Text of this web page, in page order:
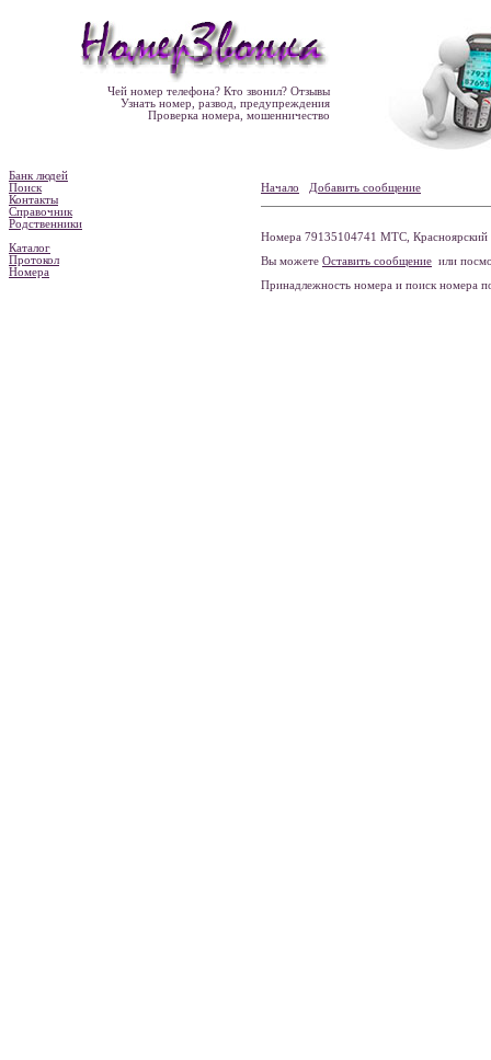
Чей номер телефона? Кто звонил? Отзывы
Узнать номер, развод, предупреждения
Проверка номера, мошенничество
Банк людей
Поиск
Контакты
Справочник
Родственники
Каталог
Протокол
Номера
Начало Добавить сообщение
Номера 79135104741 МТС, Красноярский
Вы можете Оставить сообщение или
Принадлежность номера и поиск номера